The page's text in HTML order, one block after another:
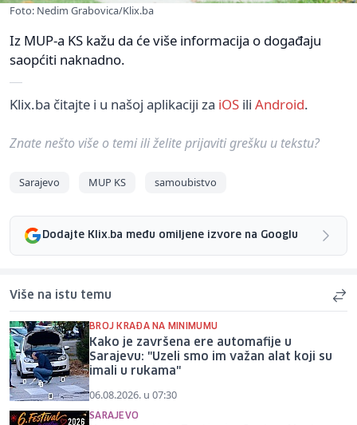
Foto: Nedim Grabovica/Klix.ba
Iz MUP-a KS kažu da će više informacija o događaju
saopćiti naknadno.
Klix.ba čitajte i u našoj aplikaciji za iOS ili Android.
Znate nešto više o temi ili želite prijaviti grešku u tekstu?
Sarajevo MUP KS samoubistvo
Dodajte Klix.ba među omiljene izvore na Googlu
Više na istu temu
BROJ KRAĐA NA MINIMUMU
Kako je završena ere automafije u
Sarajevu: "Uzeli smo im važan alat koji su
imali u rukama"
06.08.2026. u 07:30
SARAJEVO